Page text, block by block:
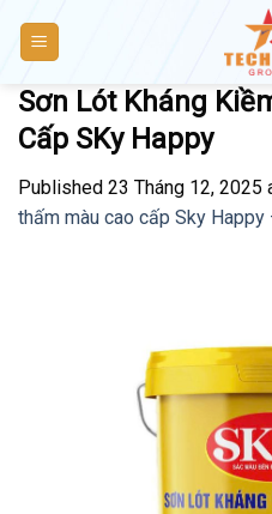
Sơn Lót Kháng
Cấp SKy Happy
Published 23 Tháng 12, 2025
thấm màu cao cấp Sky Happy